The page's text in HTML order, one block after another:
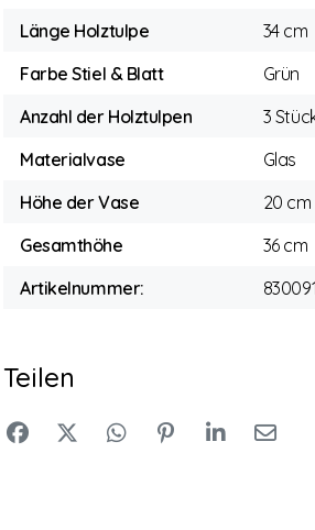
Länge Holztulpe
34 cm
Farbe Stiel & Blatt
Grün
Anzahl der Holztulpen
3
Materialvase
Glas
Höhe der Vase
20 cm
Gesamthöhe
36 cm
Artikelnummer:
Teilen